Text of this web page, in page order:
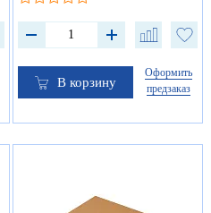
В корзину
Оформить
предзаказ